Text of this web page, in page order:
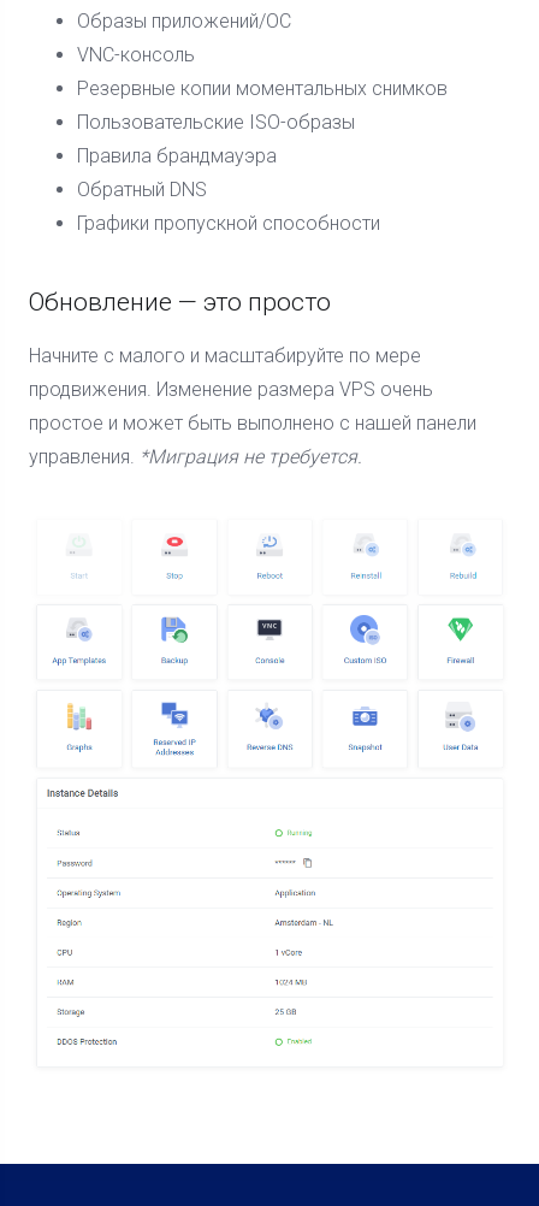
Образы приложений/ОС
VNC-консоль
Резервные копии моментальных снимков
Пользовательские ISO-образы
Правила брандмауэра
Обратный DNS
Графики пропускной способности
Обновление — это просто
Начните с малого и масштабируйте по мере
продвижения. Изменение размера VPS очень
простое и может быть выполнено с нашей панели
управления. *Миграция не требуется.